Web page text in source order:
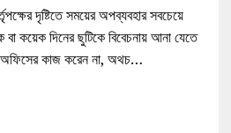
দৃষ্টিতে সময়ের অপব্যবহার সবচেয়ে
কয়েক দিনের ছুটিকে বিবেচনায় আনা যেতে
কাজ করেন না, অথচ…